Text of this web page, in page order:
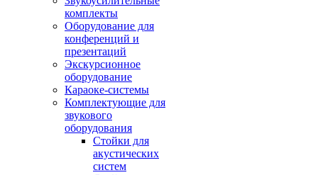
комплекты
Оборудование для
конференций и
презентаций
Экскурсионное
оборудование
Караоке-системы
Комплектующие для
звукового
оборудования
Стойки для
акустических
систем